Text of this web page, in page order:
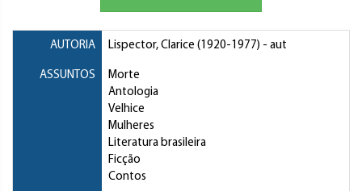
AUTORIA Lispector, Clarice (1920-1977) - aut
ASSUNTOS
Morte
Antologia
Velhice
Mulheres
Literatura brasileira
Ficção
Contos